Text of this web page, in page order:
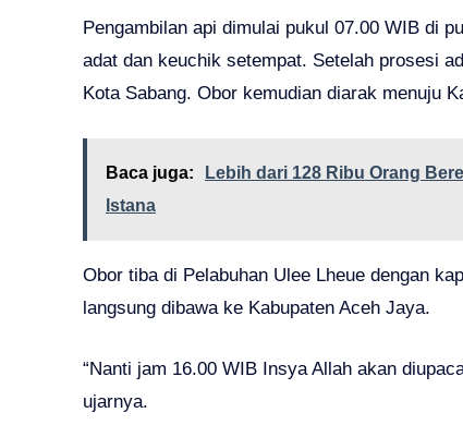
Pengambilan api dimulai pukul 07.00 WIB di
adat dan keuchik setempat. Setelah prosesi
Kota Sabang. Obor kemudian diarak menuju
Baca juga:
Lebih dari 128 Ribu Orang
Istana
Obor tiba di Pelabuhan Ulee Lheue dengan
langsung dibawa ke Kabupaten Aceh Jaya.
“Nanti jam 16.00 WIB Insya Allah akan
ujarnya.